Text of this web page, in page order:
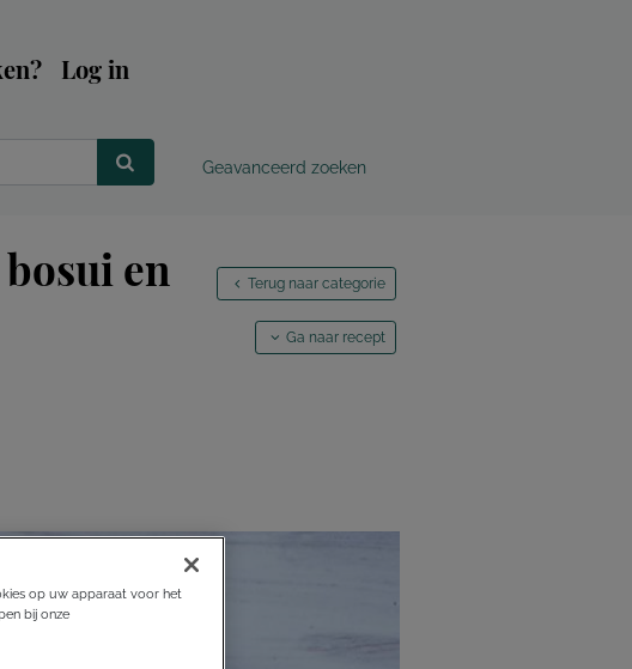
Log in
Geavanceerd zoeken
en
Terug naar categorie
Ga naar recept
op uw apparaat voor het
bij onze